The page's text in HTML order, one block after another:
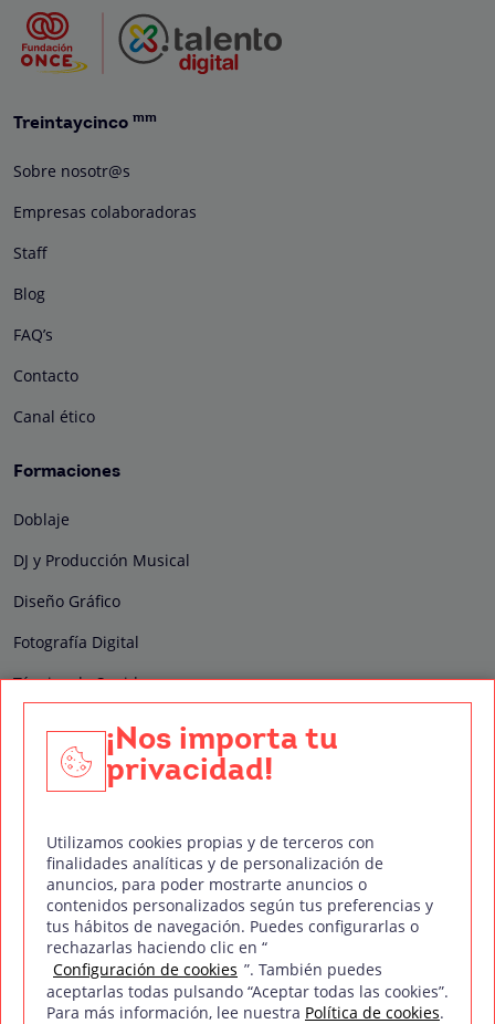
Treintaycinco mm
Sobre nosotr@s
Empresas colaboradoras
Staff
Blog
FAQ’s
Contacto
Canal ético
Formaciones
Doblaje
DJ y Producción Musical
Diseño Gráfico
Fotografía Digital
Técnico de Sonido
Edición y Postproducción de Vídeo
Nuestros sellos de calidad
Síguenos en Redes Sociales
Política de privacidad Política de cookies Aviso legal
¡Nos importa tu
privacidad!
Utilizamos cookies propias y de terceros con
finalidades analíticas y de personalización de
anuncios, para poder mostrarte anuncios o
contenidos personalizados según tus preferencias y
tus hábitos de navegación. Puedes configurarlas o
rechazarlas haciendo clic en “
Configuración de cookies ”. También puedes
aceptarlas todas pulsando “Aceptar todas las cookies”.
Para más información, lee nuestra Política de cookies.